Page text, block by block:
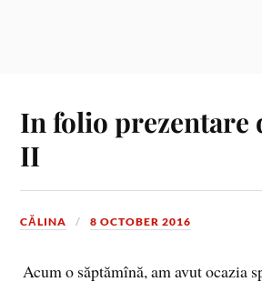
In folio prezentare
II
CĂLINA 8 OCTOBER 2016
Acum o săptămînă, am avut ocazia